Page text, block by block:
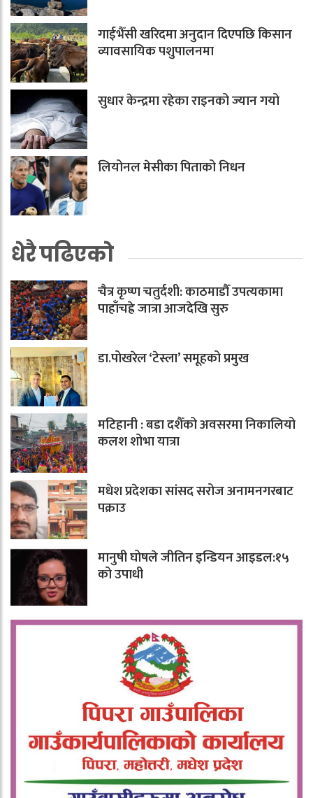
गाईभैँसी खरिदमा अनुदान दिएपछि किसान
व्यावसायिक पशुपालनमा
सुधार केन्द्रमा रहेका राइनको ज्यान गयो
लियोनल मेसीका पिताको निधन
धेरै पढिएको
चैत्र कृष्ण चतुर्दशी: काठमाडौँ उपत्यकामा
पाहाँचह्रे जात्रा आजदेखि सुरु
डा.पोखरेल ‘टेस्ला’ समूहको प्रमुख
मटिहानी : बडा दशैँको अवसरमा निकालियो
कलश शोभा यात्रा
मधेश प्रदेशका सांसद सरोज अनामनगरबाट
पक्राउ
मानुषी घोषले जीतिन इन्डियन आइडल:१५
को उपाधी